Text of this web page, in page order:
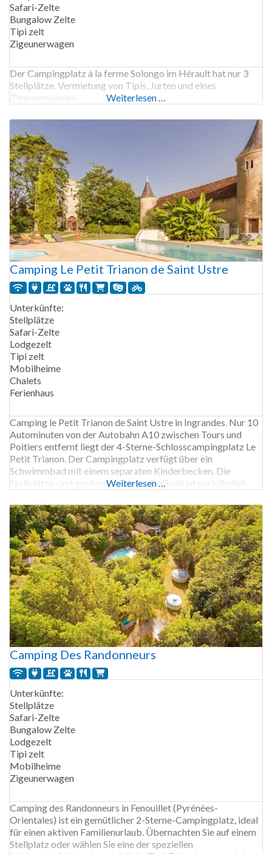
Safari-Zelte
Bungalow Zelte
Tipi zelt
Zigeunerwagen
Der Campingplatz à la ferme Solongo im Hérault hat nur 3
Stellplätze. Vermietung von Tipis, Jurten und eines
Zigeunerwagens.
Weiterlesen …
Camping Le Petit Trianon de Saint Ustre
Unterkünfte:
Stellplätze
Safari-Zelte
Lodgezelt
Tipi zelt
Mobilheime
Chalets
Ferienhaus
Camping le Petit Trianon de Saint Ustre in Ingrandes. Nur 10
Autominuten von der Autobahn A10 zwischen Tours und
Poitiers entfernt liegt der 4-Sterne-Schlosscampingplatz Le
Petit Trianon. Der Campingplatz verfügt über ein
Schwimmbad mit einem separaten Kinderbecken. Die
Stellplätze sind geräumig und das Gelände ist parkähnlich.
Unterkünften, darunter Baumhäuser, Tipis und Gîtes sowie
Weiterlesen …
Camping Des Randonneurs
Unterkünfte:
Stellplätze
Safari-Zelte
Bungalow Zelte
Lodgezelt
Tipi zelt
Mobilheime
Zigeunerwagen
Camping des Randonneurs in Fenouillet (Pyrénées-
Orientales) ist ein gemütlicher 2-Sterne-Campingplatz, ideal
für einen aktiven Familienurlaub. Übernachten Sie auf einem
Stellplatz oder wählen Sie eine der speziellen